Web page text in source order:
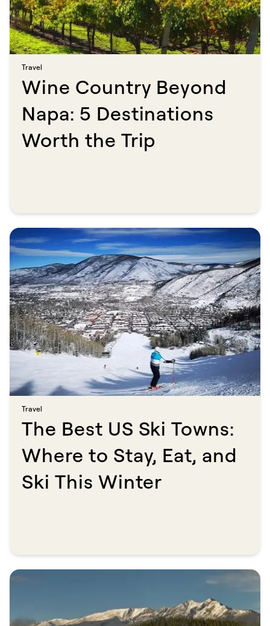
Travel​​​​‌ ‍ ​‍​‍‌‍ ‌ ​‍‌‍‍‌‌‍‌ ‌‍‍‌‌‍ ‍​‍​‍​ ‍‍​‍​‍‌ ​ ‌‍​‌‌‍ ‍‌‍‍‌‌ ‌​‌ ‍‌​‍ ‍‌‍‍‌‌‍ ​‍​‍​‍ ​​‍​‍‌‍‍​‌ ​‍‌‍‌‌‌‍‌‍​‍​‍​ ‍‍​‍​‍​‍ ‌ ​ ‌ ‌​‌ ‌‌‌‍‌​‌‍‍‌‌‍ ​‍ ‌‍‍‌‌‍ ‍‌ ‌​‌‍‌‌‌‍ ‍‌ ‌​​‍ ‌‍‌‌‌‍‌​‌‍‍‌‌ ‌​​‍ ‌‍ ‌‌‍ ‌‍‌​‌‍‌‌​ ‌‌ ​​‌ ​‍‌‍‌‌‌ ​ ‌‍‌‌‌‍ ‍‌ ‌​‌‍​‌‌ ‌​‌‍‍‌‌‍ ‌‍ ‍​ ‍ ‌‍‍‌‌‍‌​​ ‌‌‍‌‍​ ‍​‌‍​‍​ ​​​ ‌​​ ​ ​ ​‍‌‍​‍​‍ ‌‌‍​‌​ ​ ​ ​‍​ ​ ​‍ ‌​ ‌​​ ​ ‌‍‌‍​ ‌‍​‍ ‌​ ‍‌​ ‌‌​ ​‌​ ‌‍​‍ ‌​ ​​​ ‌ ‌‍​ ‌‍​ ​ ‌‍​ ‌‍‌‍‌‌‌‍‌‍​ ‍​​ ‌ ‌‍​‍‌‍‌​​ ‍ ‌ ‌​‌ ‍‌‌ ​​‌‍‌‌​ ‌‌‍​ ‌‍​‌‌ ‌​‌‍‌‌‌‍‌ ‌‍ ‌ ​‍‌ ‍‌​ ‍ ‌ ​​‌‍​‌‌ ‌​‌‍‍​​ ‌‌ ‌​‌‍‍‌‌ ‌​‌‍ ​‌‍‌‌​ ‌‍​‍‌‍​‌‌ ​ ‌‍‌‌‌‌‌‌‌ ​‍‌‍ ​​ ‌​‍‌‌​ ​‍‌​‌‍‌ ​ ‌ ‌​‌ ‌‌‌‍‌​‌‍‍‌‌‍ ​‍‌‍‌‍‍‌‌‍‌​​ ‌‌‍‌‍​ ‍​‌‍​‍​ ​​​ ‌​​ ​ ​ ​‍‌‍​‍​‍ ‌‌‍​‌​ ​ ​ ​‍​ ​ ​‍ ‌​ ‌​​ ​ ‌‍‌‍​ ‌‍​‍ ‌​ ‍‌​ ‌‌​ ​‌​ ‌‍​‍ ‌​ ​​​ ‌ ‌‍​ ‌‍​ ​ ‌‍​ ‌‍‌‍‌‌‌‍‌‍​ ‍​​ ‌ ‌‍​‍‌‍‌​​‍‌‍‌ ‌​‌ ‍‌‌ ​​‌‍‌‌​ ‌‌‍​ ‌‍​‌‌ ‌​‌‍‌‌‌‍‌ ‌‍ ‌ ​‍‌ ‍‌​‍‌‍‌ ​​‌‍​‌‌ ‌​‌‍‍​​ ‌‌ ‌​‌‍‍‌‌ ‌​‌‍ ​‌‍‌‌​‍‌‍‌ ​​‌‍‌‌‌ ​‍‌ ​ ‌ ​​‌‍‌‌‌‍​ ‌ ‌​‌‍‍‌‌ ‌‍‌‍‌‌​ ‌‌ ​​‌ ‌‌‌‍​‍‌‍ ​‌‍‍‌‌ ​ ‌‍‍​‌‍‌‌‌‍‌​​‍​‍‌ ‌
Wine Country Beyond
Napa: 5 Destinations
Worth the Trip​​​​‌ ‍ ​‍​‍‌‍ ‌ ​‍‌‍‍‌‌‍‌ ‌‍‍‌‌‍ ‍​‍​‍​ ‍‍​‍​‍‌ ​ ‌‍​‌‌‍ ‍‌‍‍‌‌ ‌​‌ ‍‌​‍ ‍‌‍‍‌‌‍ ​‍​‍​‍ ​​‍​‍‌‍‍​‌ ​‍‌‍‌‌‌‍‌‍​‍​‍​ ‍‍​‍​‍​‍ ‌ ​ ‌ ‌​‌ ‌‌‌‍‌​‌‍‍‌‌‍ ​‍ ‌‍‍‌‌‍ ‍‌ ‌​‌‍‌‌‌‍ ‍‌ ‌​​‍ ‌‍‌‌‌‍‌​‌‍‍‌‌ ‌​​‍ ‌‍ ‌‌‍ ‌‍‌​‌‍‌‌​ ‌‌ ​​‌ ​‍‌‍‌‌‌ ​ ‌‍‌‌‌‍ ‍‌ ‌​‌‍​‌‌ ‌​‌‍‍‌‌‍ ‌‍ ‍​ ‍ ‌‍‍‌‌‍‌​​ ‌‌‍‌‍​ ​​‌‍​ ​ ​ ‌‍‌‌​ ‍‌​ ‌‍​ ​‌​‍ ‌‌‍‌​​ ‍​​ ‌​​ ‌‌​‍ ‌​ ‌​​ ‌ ​ ​ ​ ‍​​‍ ‌‌‍​‍​ ‍‌​ ‍‌‌‍‌‌​‍ ‌​ ​‍‌‍‌​​ ‌​​ ‌​‌‍​‌​ ​‍​ ‍​‌‍​ ‌‍‌‌‌‍‌​​ ​​​ ​ ​ ‍ ‌ ‌​‌ ‍‌‌ ​​‌‍‌‌​ ‌‌ ​​‌‍ ‌ ​ ‌ ‌​​ ‍ ‌ ​​‌‍​‌‌ ‌​‌‍‍​​ ‌‌ ‌​‌‍‍‌‌ ‌​‌‍ ​‌‍‌‌​ ‌‍​‍‌‍​‌‌ ​ ‌‍‌‌‌‌‌‌‌ ​‍‌‍ ​​ ‌​‍‌‌​ ​‍‌​‌‍‌ ​ ‌ ‌​‌ ‌‌‌‍‌​‌‍‍‌‌‍ ​‍‌‍‌‍‍‌‌‍‌​​ ‌‌‍‌‍​ ​​‌‍​ ​ ​ ‌‍‌‌​ ‍‌​ ‌‍​ ​‌​‍ ‌‌‍‌​​ ‍​​ ‌​​ ‌‌​‍ ‌​ ‌​​ ‌ ​ ​ ​ ‍​​‍ ‌‌‍​‍​ ‍‌​ ‍‌‌‍‌‌​‍ ‌​ ​‍‌‍‌​​ ‌​​ ‌​‌‍​‌​ ​‍​ ‍​‌‍​ ‌‍‌‌‌‍‌​​ ​​​ ​ ​‍‌‍‌ ‌​‌ ‍‌‌ ​​‌‍‌‌​ ‌‌ ​​‌‍ ‌ ​ ‌ ‌​​‍‌‍‌ ​​‌‍​‌‌ ‌​‌‍‍​​ ‌‌ ‌​‌‍‍‌‌ ‌​‌‍ ​‌‍‌‌​‍‌‍‌ ​​‌‍‌‌‌ ​‍‌ ​ ‌ ​​‌‍‌‌‌‍​ ‌ ‌​‌‍‍‌‌ ‌‍‌‍‌‌​ ‌‌ ​​‌ ‌‌‌‍​‍‌‍ ​‌‍‍‌‌ ​ ‌‍‍​‌‍‌‌‌‍‌​​‍​‍‌ ‌
Travel​​​​‌ ‍ ​‍​‍‌‍ ‌ ​‍‌‍‍‌‌‍‌ ‌‍‍‌‌‍ ‍​‍​‍​ ‍‍​‍​‍‌ ​ ‌‍​‌‌‍ ‍‌‍‍‌‌ ‌​‌ ‍‌​‍ ‍‌‍‍‌‌‍ ​‍​‍​‍ ​​‍​‍‌‍‍​‌ ​‍‌‍‌‌‌‍‌‍​‍​‍​ ‍‍​‍​‍​‍ ‌ ​ ‌ ‌​‌ ‌‌‌‍‌​‌‍‍‌‌‍ ​‍ ‌‍‍‌‌‍ ‍‌ ‌​‌‍‌‌‌‍ ‍‌ ‌​​‍ ‌‍‌‌‌‍‌​‌‍‍‌‌ ‌​​‍ ‌‍ ‌‌‍ ‌‍‌​‌‍‌‌​ ‌‌ ​​‌ ​‍‌‍‌‌‌ ​ ‌‍‌‌‌‍ ‍‌ ‌​‌‍​‌‌ ‌​‌‍‍‌‌‍ ‌‍ ‍​ ‍ ‌‍‍‌‌‍‌​​ ‌‌‍‌‍​ ‍​‌‍​‍​ ​​​ ‌​​ ​ ​ ​‍‌‍​‍​‍ ‌‌‍​‌​ ​ ​ ​‍​ ​ ​‍ ‌​ ‌​​ ​ ‌‍‌‍​ ‌‍​‍ ‌​ ‍‌​ ‌‌​ ​‌​ ‌‍​‍ ‌​ ​​​ ‌ ‌‍​ ‌‍​ ​ ‌‍​ ‌‍‌‍‌‌‌‍‌‍​ ‍​​ ‌ ‌‍​‍‌‍‌​​ ‍ ‌ ‌​‌ ‍‌‌ ​​‌‍‌‌​ ‌‌‍​ ‌‍​‌‌ ‌​‌‍‌‌‌‍‌ ‌‍ ‌ ​‍‌ ‍‌​ ‍ ‌ ​​‌‍​‌‌ ‌​‌‍‍​​ ‌‌ ‌​‌‍‍‌‌ ‌​‌‍ ​‌‍‌‌​ ‌‍​‍‌‍​‌‌ ​ ‌‍‌‌‌‌‌‌‌ ​‍‌‍ ​​ ‌​‍‌‌​ ​‍‌​‌‍‌ ​ ‌ ‌​‌ ‌‌‌‍‌​‌‍‍‌‌‍ ​‍‌‍‌‍‍‌‌‍‌​​ ‌‌‍‌‍​ ‍​‌‍​‍​ ​​​ ‌​​ ​ ​ ​‍‌‍​‍​‍ ‌‌‍​‌​ ​ ​ ​‍​ ​ ​‍ ‌​ ‌​​ ​ ‌‍‌‍​ ‌‍​‍ ‌​ ‍‌​ ‌‌​ ​‌​ ‌‍​‍ ‌​ ​​​ ‌ ‌‍​ ‌‍​ ​ ‌‍​ ‌‍‌‍‌‌‌‍‌‍​ ‍​​ ‌ ‌‍​‍‌‍‌​​‍‌‍‌ ‌​‌ ‍‌‌ ​​‌‍‌‌​ ‌‌‍​ ‌‍​‌‌ ‌​‌‍‌‌‌‍‌ ‌‍ ‌ ​‍‌ ‍‌​‍‌‍‌ ​​‌‍​‌‌ ‌​‌‍‍​​ ‌‌ ‌​‌‍‍‌‌ ‌​‌‍ ​‌‍‌‌​‍‌‍‌ ​​‌‍‌‌‌ ​‍‌ ​ ‌ ​​‌‍‌‌‌‍​ ‌ ‌​‌‍‍‌‌ ‌‍‌‍‌‌​ ‌‌ ​​‌ ‌‌‌‍​‍‌‍ ​‌‍‍‌‌ ​ ‌‍‍​‌‍‌‌‌‍‌​​‍​‍‌ ‌
The Best US Ski Towns:
Where to Stay, Eat, and
Ski This Winter​​​​‌ ‍ ​‍​‍‌‍ ‌ ​‍‌‍‍‌‌‍‌ ‌‍‍‌‌‍ ‍​‍​‍​ ‍‍​‍​‍‌ ​ ‌‍​‌‌‍ ‍‌‍‍‌‌ ‌​‌ ‍‌​‍ ‍‌‍‍‌‌‍ ​‍​‍​‍ ​​‍​‍‌‍‍​‌ ​‍‌‍‌‌‌‍‌‍​‍​‍​ ‍‍​‍​‍​‍ ‌ ​ ‌ ‌​‌ ‌‌‌‍‌​‌‍‍‌‌‍ ​‍ ‌‍‍‌‌‍ ‍‌ ‌​‌‍‌‌‌‍ ‍‌ ‌​​‍ ‌‍‌‌‌‍‌​‌‍‍‌‌ ‌​​‍ ‌‍ ‌‌‍ ‌‍‌​‌‍‌‌​ ‌‌ ​​‌ ​‍‌‍‌‌‌ ​ ‌‍‌‌‌‍ ‍‌ ‌​‌‍​‌‌ ‌​‌‍‍‌‌‍ ‌‍ ‍​ ‍ ‌‍‍‌‌‍‌​​ ‌‌‍​ ‌‍​‍‌‍​‌​ ‍‌​ ‌​​ ​ ​ ​ ​ ​‌​‍ ‌‌‍‌‌​ ‌‌‌‍​‍​ ‌‌​‍ ‌​ ‌​‌‍‌‌​ ​​​ ‌ ​‍ ‌‌‍​‍‌‍​‍​ ‌‌​ ‍‌​‍ ‌​ ​​​ ‌​‌‍‌‍​ ‌​​ ‌ ‌‍​‌​ ‌‌​ ‌ ‌‍‌‍‌‍‌‍​ ‌‍​ ‌ ​ ‍ ‌ ‌​‌ ‍‌‌ ​​‌‍‌‌​ ‌‌ ​​‌‍ ‌ ​ ‌ ‌​​ ‍ ‌ ​​‌‍​‌‌ ‌​‌‍‍​​ ‌‌ ‌​‌‍‍‌‌ ‌​‌‍ ​‌‍‌‌​ ‌‍​‍‌‍​‌‌ ​ ‌‍‌‌‌‌‌‌‌ ​‍‌‍ ​​ ‌​‍‌‌​ ​‍‌​‌‍‌ ​ ‌ ‌​‌ ‌‌‌‍‌​‌‍‍‌‌‍ ​‍‌‍‌‍‍‌‌‍‌​​ ‌‌‍​ ‌‍​‍‌‍​‌​ ‍‌​ ‌​​ ​ ​ ​ ​ ​‌​‍ ‌‌‍‌‌​ ‌‌‌‍​‍​ ‌‌​‍ ‌​ ‌​‌‍‌‌​ ​​​ ‌ ​‍ ‌‌‍​‍‌‍​‍​ ‌‌​ ‍‌​‍ ‌​ ​​​ ‌​‌‍‌‍​ ‌​​ ‌ ‌‍​‌​ ‌‌​ ‌ ‌‍‌‍‌‍‌‍​ ‌‍​ ‌ ​‍‌‍‌ ‌​‌ ‍‌‌ ​​‌‍‌‌​ ‌‌ ​​‌‍ ‌ ​ ‌ ‌​​‍‌‍‌ ​​‌‍​‌‌ ‌​‌‍‍​​ ‌‌ ‌​‌‍‍‌‌ ‌​‌‍ ​‌‍‌‌​‍‌‍‌ ​​‌‍‌‌‌ ​‍‌ ​ ‌ ​​‌‍‌‌‌‍​ ‌ ‌​‌‍‍‌‌ ‌‍‌‍‌‌​ ‌‌ ​​‌ ‌‌‌‍​‍‌‍ ​‌‍‍‌‌ ​ ‌‍‍​‌‍‌‌‌‍‌​​‍​‍‌ ‌